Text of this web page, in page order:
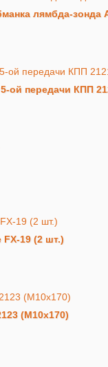
лямбда-
ой передачи КПП
19 (2 шт.)
(М10х170)